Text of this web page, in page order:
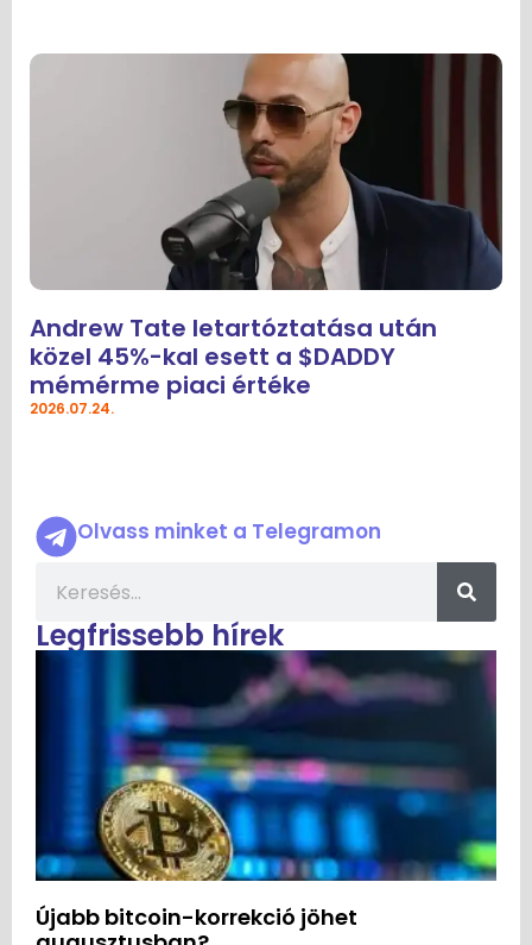
Andrew Tate letartóztatása után
közel 45%-kal esett a $DADDY
mémérme piaci értéke
2026.07.24.
Olvass minket a Telegramon
Legfrissebb hírek
Újabb bitcoin-korrekció jöhet